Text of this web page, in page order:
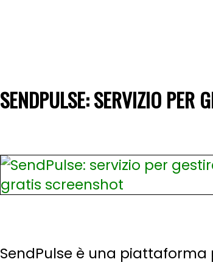
SENDPULSE: SERVIZIO PER
SendPulse è una piattaforma